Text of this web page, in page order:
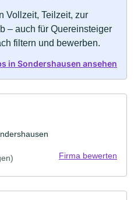
Vollzeit, Teilzeit, zur
– auch für Quereinsteiger
filtern und bewerben.
in Sondershausen ansehen
Firma bewerten